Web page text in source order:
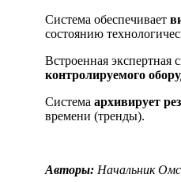
Система обеспечивает
состоянию
Встроенная экспертная
контролируемого
Система архивирует
времени (тренды).
Авторы: Начальник